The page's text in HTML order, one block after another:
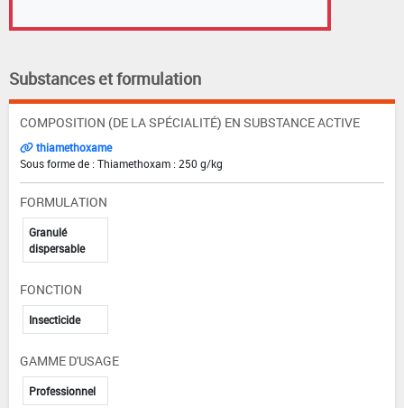
Substances et formulation
COMPOSITION (DE LA SPÉCIALITÉ) EN SUBSTANCE ACTIVE
thiamethoxame
Sous forme de : Thiamethoxam : 250 g/kg
FORMULATION
Granulé
dispersable
FONCTION
Insecticide
GAMME D'USAGE
Professionnel